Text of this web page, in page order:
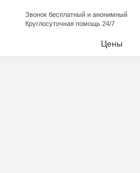
Звонок бесплатный и анонимный
Круглосуточная помощь 24/7
Цены